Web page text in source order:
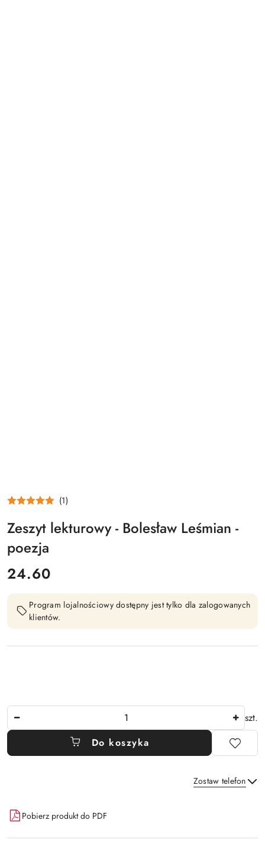
(1)
Zeszyt lekturowy - Bolesław Leśmian -
poezja
cena:
24.60
Program lojalnościowy dostępny jest tylko dla zalogowanych
klientów.
szt.
Do koszyka
Zostaw telefon
Dostępność
i
dostawa
Pobierz produkt do PDF